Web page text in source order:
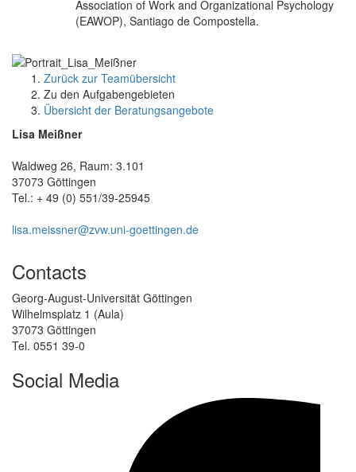
Association of Work and Organizational Psychology
(EAWOP), Santiago de Compostella.
Zurück zur Teamübersicht
Zu den Aufgabengebieten
Übersicht der Beratungsangebote
Lisa Meißner
Waldweg 26, Raum: 3.101
37073 Göttingen
Tel.: + 49 (0) 551/39-25945
lisa.meissner@zvw.uni-goettingen.de
Contacts
Georg-August-Universität Göttingen
Wilhelmsplatz 1 (Aula)
37073 Göttingen
Tel. 0551 39-0
Social Media